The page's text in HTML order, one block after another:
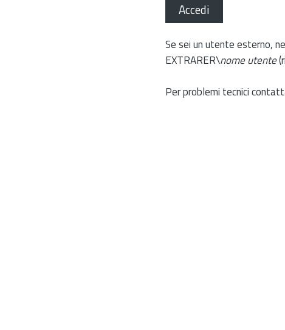
Accedi
Se sei un utente esterno,
EXTRARER\nome utente
Per problemi tecnici